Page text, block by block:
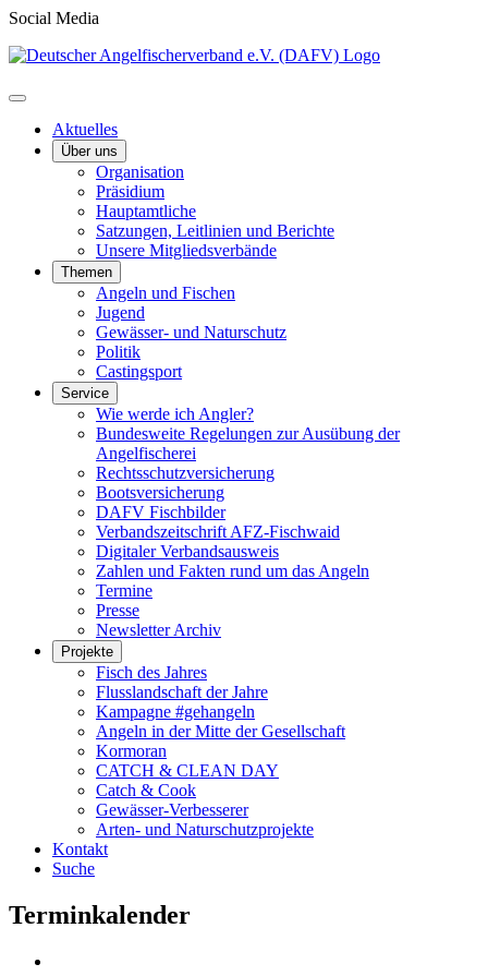
Social Media
Aktuelles
Über uns
Organisation
Präsidium
Hauptamtliche
Satzungen, Leitlinien und Berichte
Unsere Mitgliedsverbände
Themen
Angeln und Fischen
Jugend
Gewässer- und Naturschutz
Politik
Castingsport
Service
Wie werde ich Angler?
Bundesweite Regelungen zur Ausübung der
Angelfischerei
Rechtsschutzversicherung
Bootsversicherung
DAFV Fischbilder
Verbandszeitschrift AFZ-Fischwaid
Digitaler Verbandsausweis
Zahlen und Fakten rund um das Angeln
Termine
Presse
Newsletter Archiv
Projekte
Fisch des Jahres
Flusslandschaft der Jahre
Kampagne #gehangeln
Angeln in der Mitte der Gesellschaft
Kormoran
CATCH & CLEAN DAY
Catch & Cook
Gewässer-Verbesserer
Arten- und Naturschutzprojekte
Kontakt
Suche
Terminkalender